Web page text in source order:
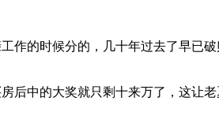
作的时候分的，几十年过去了早已
后中的大奖就只剩十来万了，这让老